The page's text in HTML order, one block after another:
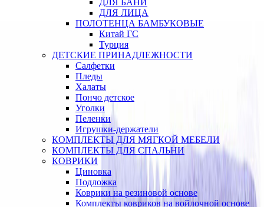
ДЛЯ БАНИ
ДЛЯ ЛИЦА
ПОЛОТЕНЦА БАМБУКОВЫЕ
Китай ГС
Турция
ДЕТСКИЕ ПРИНАДЛЕЖНОСТИ
Салфетки
Пледы
Халаты
Пончо детское
Уголки
Пеленки
Игрушки-держатели
КОМПЛЕКТЫ ДЛЯ МЯГКОЙ МЕБЕЛИ
КОМПЛЕКТЫ ДЛЯ СПАЛЬНИ
КОВРИКИ
Циновка
Подложка
Коврики на резиновой основе
Комплекты ковриков на войлочной основе